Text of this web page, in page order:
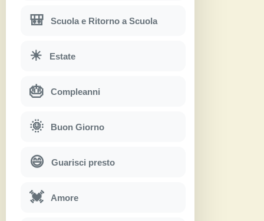
🎒 Scuola e Ritorno a Scuola
☀ Estate
🎂 Compleanni
🌞 Buon Giorno
😄 Guarisci presto
💓 Amore